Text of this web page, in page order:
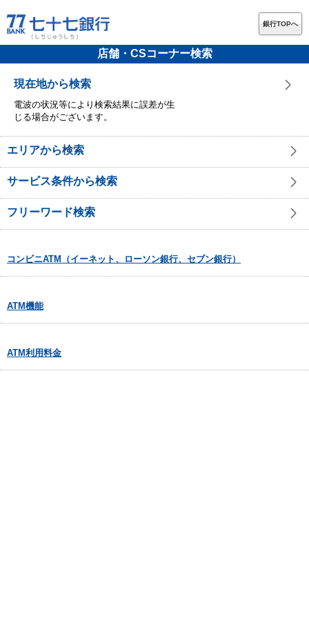
銀行TOPへ
店舗・CSコーナー検索
現在地から検索
電波の状況等により検索結果に誤差が生
じる場合がございます。
エリアから検索
サービス条件から検索
フリーワード検索
コンビニATM（イーネット、ローソン銀行、セブン銀行）
ATM機能
ATM利用料金